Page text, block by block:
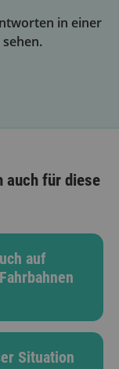
in einer
auch für diese
auf
Situation